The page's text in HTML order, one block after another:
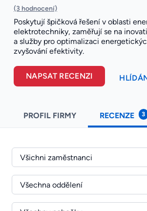
(3 hodnocení)
Poskytují špičková řešení v oblasti
elektrotechniky, zaměřují se na
a služby pro optimalizaci
zvyšování efektivity.
NAPSAT RECENZI
PROFIL FIRMY RECENZE 3